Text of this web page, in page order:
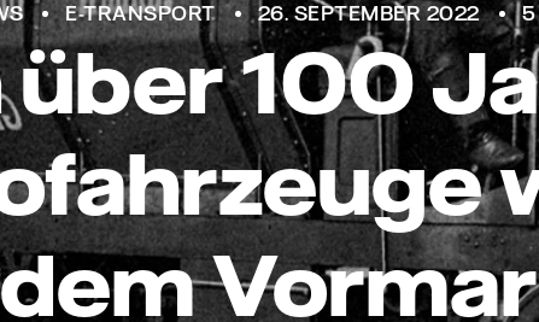
E-TRANSPORT 26. SEPTEMBER 2022 5
über 100